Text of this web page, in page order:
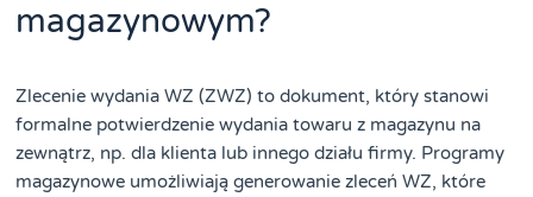
magazynowym?
Zlecenie wydania WZ (ZWZ) to dokument, który stanowi
formalne potwierdzenie wydania towaru z magazynu na
zewnątrz, np. dla klienta lub innego działu firmy. Programy
magazynowe umożliwiają generowanie zleceń WZ, które